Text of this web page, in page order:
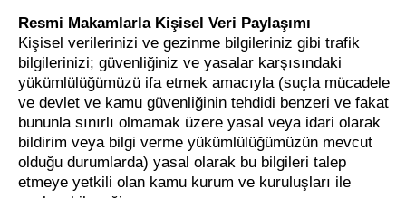
Resmi Makamlarla Kişisel Veri Paylaşımı
Kişisel verilerinizi ve gezinme bilgileriniz gibi trafik
bilgilerinizi; güvenliğiniz ve yasalar karşısındaki
yükümlülüğümüzü ifa etmek amacıyla (suçla mücadele
ve devlet ve kamu güvenliğinin tehdidi benzeri ve fakat
bununla sınırlı olmamak üzere yasal veya idari olarak
bildirim veya bilgi verme yükümlülüğümüzün mevcut
olduğu durumlarda) yasal olarak bu bilgileri talep
etmeye yetkili olan kamu kurum ve kuruluşları ile